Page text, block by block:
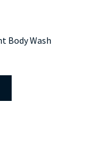
Body Wash